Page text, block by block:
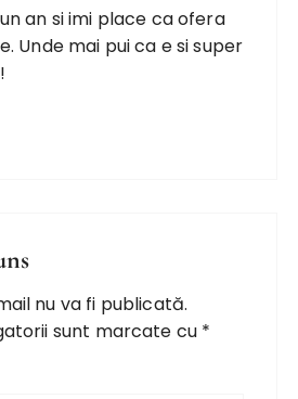
an si imi place ca ofera
Unde mai pui ca e si super
nu va fi publicată.
sunt marcate cu *